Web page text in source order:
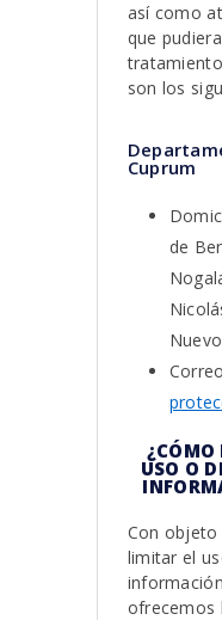
así como
que
son los
Cuprum
de
¿CÓMO
USO O
Con objeto
limitar el
ofrecemos